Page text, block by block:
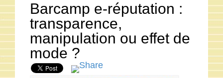
Barcamp e-réputation :
transparence,
manipulation ou effet de
mode ?